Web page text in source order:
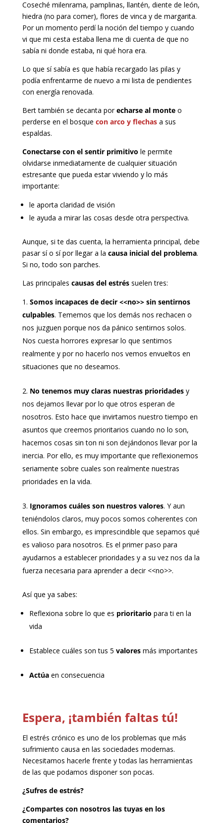
Coseché milenrama, pamplinas, llantén, diente de león,
hiedra (no para comer), flores de vinca y de margarita.
Por un momento perdí la noción del tiempo y cuando
vi que mi cesta estaba llena me di cuenta de que no
sabía ni donde estaba, ni qué hora era.
Lo que sí sabía es que había recargado las pilas y
podía enfrentarme de nuevo a mi lista de pendientes
con energía renovada.
Bert también se decanta porecharse al monteo
perderse en el bosque con arco y flechas a sus
espaldas.
Conectarse con el sentir primitivo le permite
olvidarse inmediatamente de cualquier situación
estresante que pueda estar viviendo y lo más
importante:
le aporta claridad de visión
le ayuda a mirar las cosas desde otra perspectiva.
Aunque, si te das cuenta, la herramienta principal, debe
pasar sí o sí por llegar a la causa inicial del problema.
Si no, todo son parches.
Las principales causas del estréssuelen tres:
Somos incapaces de decir <<no>> sin sentirnos
culpables. Tememos que los demás nos rechacen o
nos juzguen porque nos da pánico sentirnos solos.
Nos cuesta horrores expresar lo que sentimos
realmente y por no hacerlo nos vemos envueltos en
situaciones que no deseamos.
No tenemos muy claras nuestras prioridadesy
nos dejamos llevar por lo que otros esperan de
nosotros. Esto hace que invirtamos nuestro tiempo en
asuntos que creemos prioritarios cuando no lo son,
hacemos cosas sin ton ni son dejándonos llevar por la
inercia. Por ello, es muy importante que reflexionemos
seriamente sobre cuales son realmente nuestras
prioridades en la vida.
Ignoramos cuáles son nuestros valores. Y aun
teniéndolos claros, muy pocos somos coherentes con
ellos. Sin embargo, es imprescindible que sepamos qué
es valioso para nosotros. Es el primer paso para
ayudarnos a establecer prioridades y a su vez nos da la
fuerza necesaria para aprender a decir <<no>>.
Así que ya sabes:
Reflexiona sobre lo que es prioritario para ti en la
vida
Establece cuáles son tus 5 valoresmás importantes
Actúaen consecuencia
Espera, ¡también faltas tú!
El estrés crónico es uno de los problemas que más
sufrimiento causa en las sociedades modernas.
Necesitamos hacerle frente y todas las herramientas
de las que podamos disponer son pocas.
¿Sufres de estrés?
¿Compartes con nosotros las tuyas en los
comentarios?